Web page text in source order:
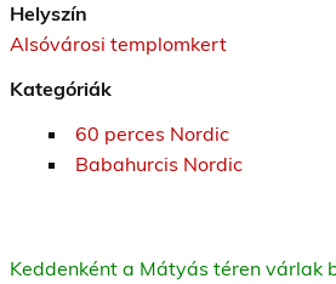
Helyszín
Alsóvárosi templomkert
Kategóriák
60 perces Nordic
Babahurcis Nordic
Keddenként a Mátyás téren várlak